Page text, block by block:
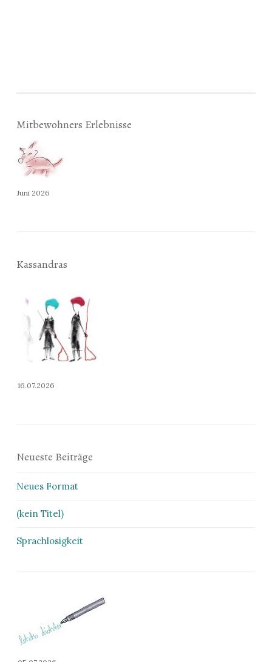
Mitbewohners Erlebnisse
Juni 2026
Kassandras
16.07.2026
Neueste Beiträge
Neues Format
(kein Titel)
Sprachlosigkeit